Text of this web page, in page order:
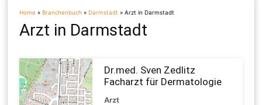
Home »Branchenbuch »Darmstadt »Arzt in Darmstadt
Arzt in Darmstadt
Dr.med. Sven Zedlitz
Facharzt für Dermatologie
Arzt